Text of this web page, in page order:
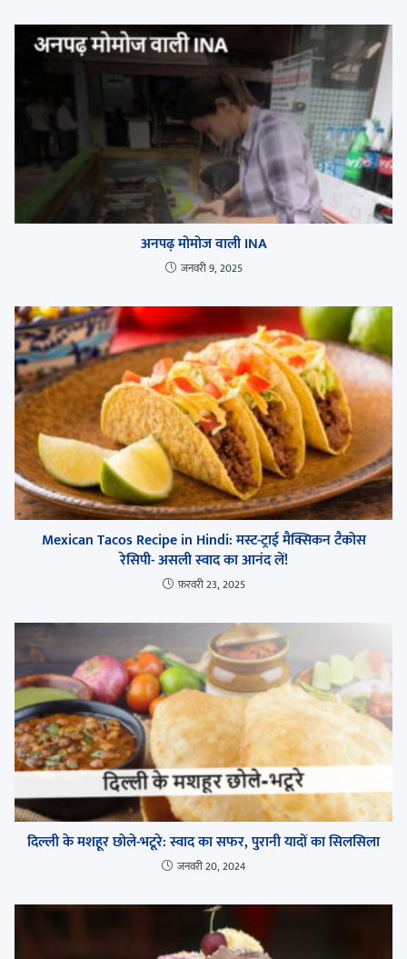
अनपढ़ मोमोज वाली INA
जनवरी 9, 2025
Mexican Tacos Recipe in Hindi: मस्ट-ट्राई मैक्सिकन टैकोस
रेसिपी- असली स्वाद का आनंद लें!
फ़रवरी 23, 2025
दिल्ली के मशहूर छोले-भटूरे: स्वाद का सफर, पुरानी यादों का सिलसिला
जनवरी 20, 2024